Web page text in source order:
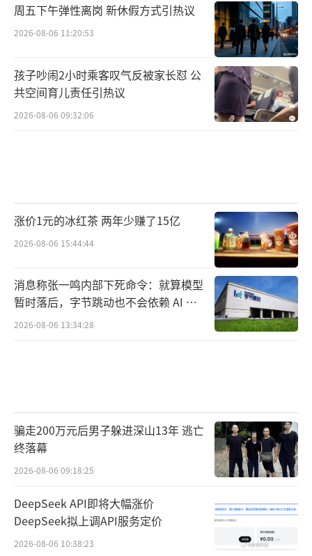
周五下午弹性离岗 新休假方式引热议
2026-08-06 11:20:53
孩子吵闹2小时乘客叹气反被家长怼 公
共空间育儿责任引热议
2026-08-06 09:32:06
涨价1元的冰红茶 两年少赚了15亿
2026-08-06 15:44:44
消息称张一鸣内部下死命令：就算模型
暂时落后，字节跳动也不会依赖 AI 蒸
馏技术
2026-08-06 13:34:28
骗走200万元后男子躲进深山13年 逃亡
终落幕
2026-08-06 09:18:25
DeepSeek API即将大幅涨价
DeepSeek拟上调API服务定价
2026-08-06 10:38:23